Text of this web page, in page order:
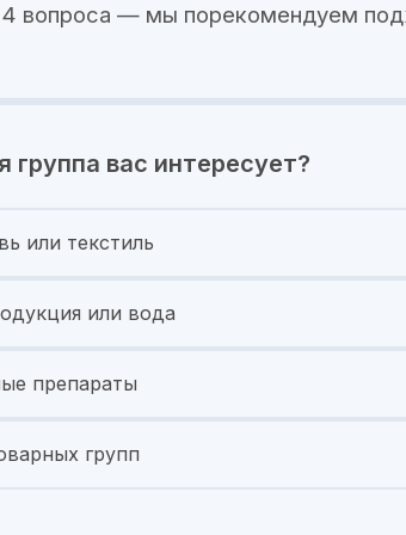
4 вопроса — мы порекомендуем
группа вас интересует?
или текстиль
или вода
препараты
групп